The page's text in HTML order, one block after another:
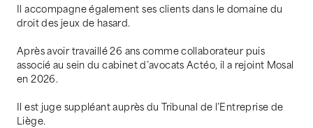
Il accompagne également ses clients dans le domaine du
droit des jeux de hasard.
Après avoir travaillé 26 ans comme collaborateur puis
associé au sein du cabinet d’avocats Actéo, il a rejoint Mosal
en 2026.
Il est juge suppléant auprès du Tribunal de l’Entreprise de
Liège.